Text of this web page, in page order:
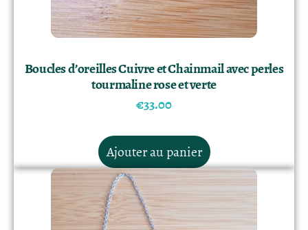
Boucles d’oreilles Cuivre et Chainmail avec perles
tourmaline rose et verte
€33.00
Ajouter au panier